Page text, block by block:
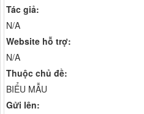
Tác giả:
N/A
Website hỗ trợ:
N/A
Thuộc chủ đề:
BIỂU MẪU
Gửi lên: